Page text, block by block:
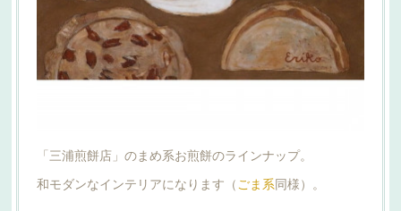
「三浦煎餅店」のまめ系お煎餅のラインナップ。
和モダンなインテリアになります（ごま系同様）。